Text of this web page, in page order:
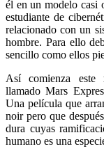
él en un modelo casi
estudiante de
relacionado con un
hombre. Para ello
sencillo como ellos
Así comienza este
llamado Mars
Una película que
noir pero que
dura cuyas
humano es una